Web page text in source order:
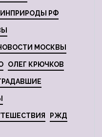
РФ
МОСКВЫ
ОЛЕГ КРЮЧКОВ
РЖД